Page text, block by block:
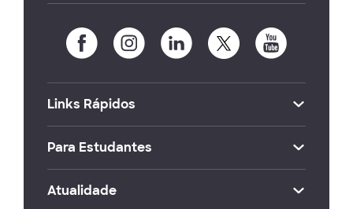
Links Rápidos
Para Estudantes
Atualidade